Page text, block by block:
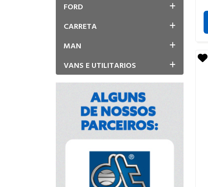
FORD
CARRETA
MAN
VANS E UTILITARIOS